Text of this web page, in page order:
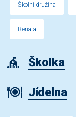
Školní družina
Renata
Školka
Jídelna